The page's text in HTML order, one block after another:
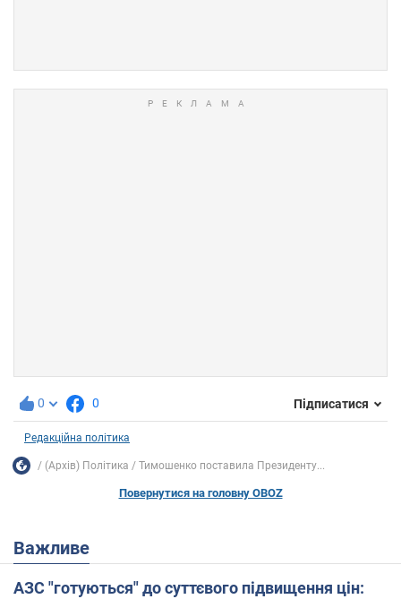
0 0 Підписатися
Редакційна політика
(Архів) Політика Тимошенко поставила Президенту...
Повернутися на головну OBOZ
Важливе
АЗС "готуються" до суттєвого підвищення цін: